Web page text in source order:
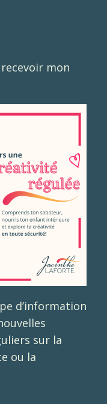
mon
d’information
sur la
ou la